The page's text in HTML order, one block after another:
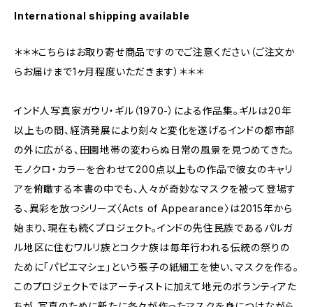
International shipping available
＊＊＊こちらはお取り寄せ商品ですのでご注意ください（ご注文か
らお届けまで1ヶ月程度いただきます）＊＊＊
インド人写真家ガウリ・ギル（1970-）による作品集。ギルは20年
以上もの間、経済発展により刻々と変化を遂げるインドの都市部
の外に広がる、田園地帯の変わらぬ日常の風景を見つめてきた。
モノクロ・カラーを合わせて200点以上もの作品で彼女のキャリ
アを俯瞰する本書の中でも、人々が奇妙なマスクを被って登場す
る、異彩を放つシリーズ〈Acts of Appearance〉は2015年から
始まり、現在も続くプロジェクト。インドの先住民族であるパルガ
ル地区に住むワルリ族とコクナ族は毎年行われる伝統の祭りの
ために「パピエマシェ」という張子の紙細工を使い、マスクを作る。
このプロジェクトではアーティストに加えて地元のボランティアた